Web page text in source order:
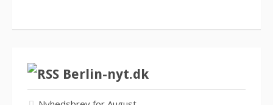
Berlin-nyt.dk